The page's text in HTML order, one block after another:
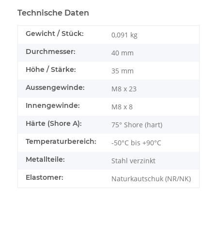
Technische Daten
Gewicht / Stück: 0,091 kg
Durchmesser: 40 mm
Höhe / Stärke: 35 mm
Aussengewinde: M8 x 23
Innengewinde: M8 x 8
Härte (Shore A): 75° Shore (hart)
Temperaturbereich: -50°C bis +90°C
Metallteile: Stahl verzinkt
Elastomer: Naturkautschuk (NR/NK)